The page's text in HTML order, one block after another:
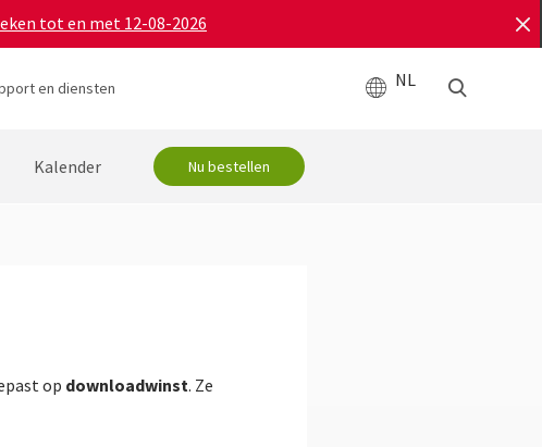
tot en met 12-08-2026
en diensten NL
Kalender Nu bestellen
op downloadwinst. Ze